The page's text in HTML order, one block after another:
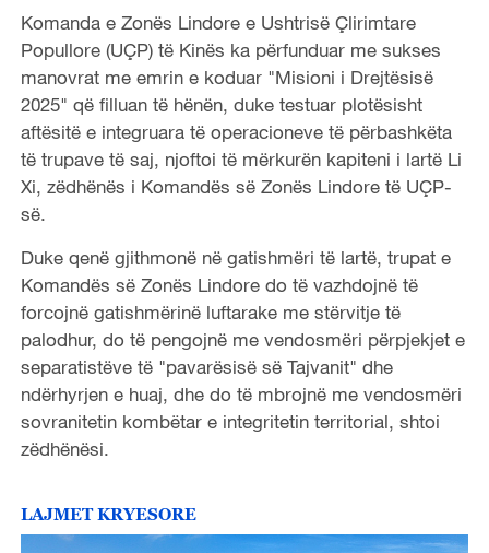
Komanda e Zonës Lindore e Ushtrisë Çlirimtare
Popullore (UÇP) të Kinës ka përfunduar me sukses
manovrat me emrin e koduar "Misioni i Drejtësisë
2025" që filluan të hënën, duke testuar plotësisht
aftësitë e integruara të operacioneve të përbashkëta
të trupave të saj, njoftoi të mërkurën kapiteni i lartë Li
Xi, zëdhënës i Komandës së Zonës Lindore të UÇP-
së.
Duke qenë gjithmonë në gatishmëri të lartë, trupat e
Komandës së Zonës Lindore do të vazhdojnë të
forcojnë gatishmërinë luftarake me stërvitje të
palodhur, do të pengojnë me vendosmëri përpjekjet e
separatistëve të "pavarësisë së Tajvanit" dhe
ndërhyrjen e huaj, dhe do të mbrojnë me vendosmëri
sovranitetin kombëtar e integritetin territorial, shtoi
zëdhënësi.
LAJMET KRYESORE